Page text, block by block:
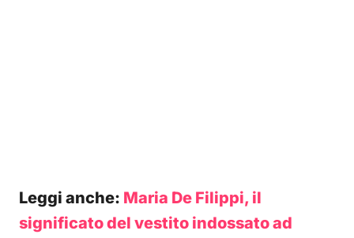
Leggi anche: Maria De Filippi, il
significato del vestito indossato ad